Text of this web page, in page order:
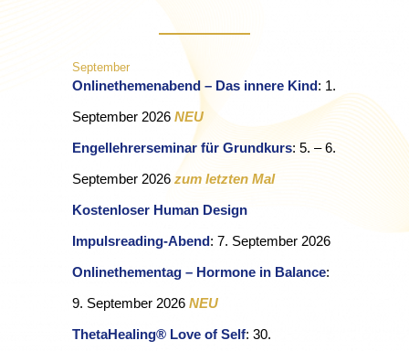
September
Onlinethemenabend – Das innere Kind: 1.
September 2026 NEU
Engellehrerseminar für Grundkurs: 5. – 6.
September 2026 zum letzten Mal
Kostenloser Human Design
Impulsreading-Abend: 7. September 2026
Onlinethementag – Hormone in Balance:
9. September 2026NEU
ThetaHealing® Love of Self: 30.